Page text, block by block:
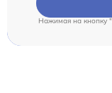
Нажимая на кнопку